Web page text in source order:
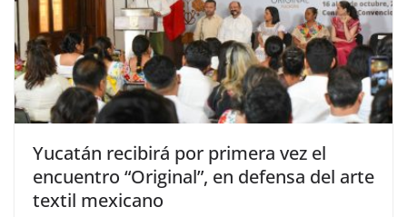
Yucatán recibirá por primera vez el
encuentro “Original”, en defensa del arte
textil mexicano